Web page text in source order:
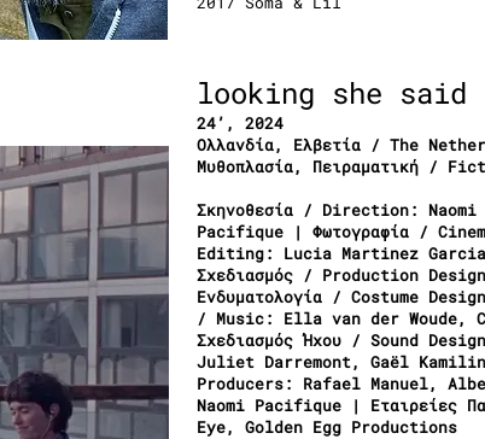
looking she
24’, 2024
Ολλανδία, Ελβετία / The
Μυθοπλασία, Πειραματική /
Σκηνοθεσία / Direction:
Pacifique | Φωτογραφία /
Editing: Lucia Martinez
Σχεδιασμός / Production
Ενδυματολογία / Costume
/ Music: Ella van der Woude,
Σχεδιασμός Ήχου / Sound
Juliet Darremont, Gaël
Producers: Rafael Manuel,
Naomi Pacifique | Εταιρείες
Eye, Golden Egg Productions